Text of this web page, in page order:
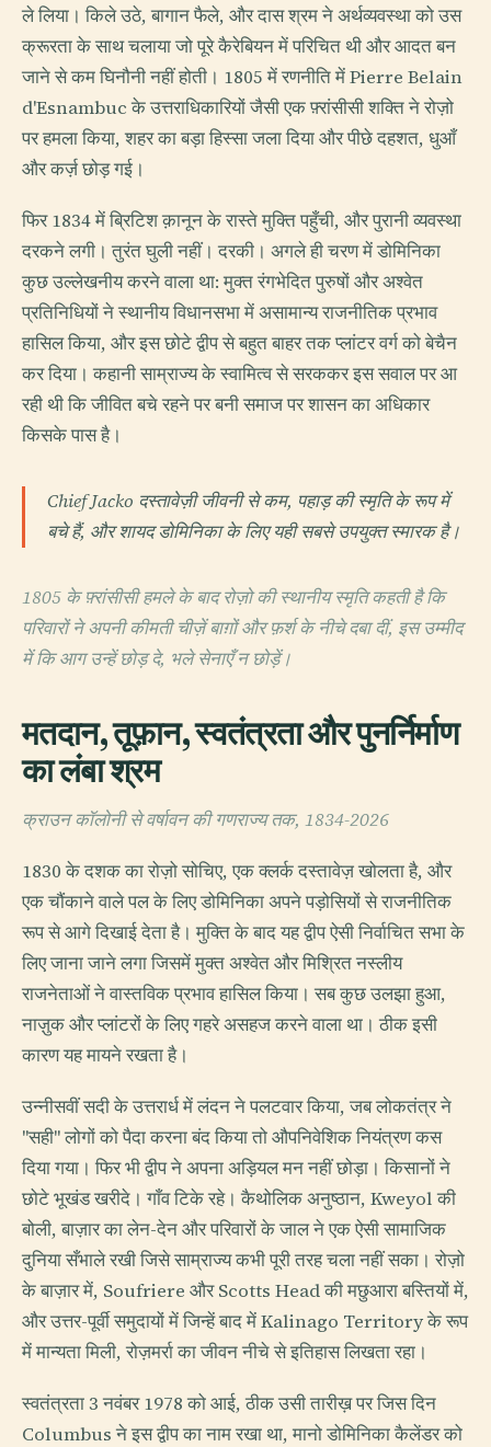
ले लिया। किले उठे, बागान फैले, और दास श्रम ने अर्थव्यवस्था को उस
क्रूरता के साथ चलाया जो पूरे कैरेबियन में परिचित थी और आदत बन
जाने से कम घिनौनी नहीं होती। 1805 में रणनीति में Pierre Belain
d'Esnambuc के उत्तराधिकारियों जैसी एक फ़्रांसीसी शक्ति ने रोज़ो
पर हमला किया, शहर का बड़ा हिस्सा जला दिया और पीछे दहशत, धुआँ
और कर्ज़ छोड़ गई।
फिर 1834 में ब्रिटिश क़ानून के रास्ते मुक्ति पहुँची, और पुरानी व्यवस्था
दरकने लगी। तुरंत घुली नहीं। दरकी। अगले ही चरण में डोमिनिका
कुछ उल्लेखनीय करने वाला था: मुक्त रंगभेदित पुरुषों और अश्वेत
प्रतिनिधियों ने स्थानीय विधानसभा में असामान्य राजनीतिक प्रभाव
हासिल किया, और इस छोटे द्वीप से बहुत बाहर तक प्लांटर वर्ग को बेचैन
कर दिया। कहानी साम्राज्य के स्वामित्व से सरककर इस सवाल पर आ
रही थी कि जीवित बचे रहने पर बनी समाज पर शासन का अधिकार
किसके पास है।
Chief Jacko दस्तावेज़ी जीवनी से कम, पहाड़ की स्मृति के रूप में
बचे हैं, और शायद डोमिनिका के लिए यही सबसे उपयुक्त स्मारक है।
1805 के फ़्रांसीसी हमले के बाद रोज़ो की स्थानीय स्मृति कहती है कि
परिवारों ने अपनी कीमती चीज़ें बाग़ों और फ़र्श के नीचे दबा दीं, इस उम्मीद
में कि आग उन्हें छोड़ दे, भले सेनाएँ न छोड़ें।
मतदान, तूफ़ान, स्वतंत्रता और पुनर्निर्माण
का लंबा श्रम
क्राउन कॉलोनी से वर्षावन की गणराज्य तक, 1834-2026
1830 के दशक का रोज़ो सोचिए, एक क्लर्क दस्तावेज़ खोलता है, और
एक चौंकाने वाले पल के लिए डोमिनिका अपने पड़ोसियों से राजनीतिक
रूप से आगे दिखाई देता है। मुक्ति के बाद यह द्वीप ऐसी निर्वाचित सभा के
लिए जाना जाने लगा जिसमें मुक्त अश्वेत और मिश्रित नस्लीय
राजनेताओं ने वास्तविक प्रभाव हासिल किया। सब कुछ उलझा हुआ,
नाज़ुक और प्लांटरों के लिए गहरे असहज करने वाला था। ठीक इसी
कारण यह मायने रखता है।
उन्नीसवीं सदी के उत्तरार्ध में लंदन ने पलटवार किया, जब लोकतंत्र ने
"सही" लोगों को पैदा करना बंद किया तो औपनिवेशिक नियंत्रण कस
दिया गया। फिर भी द्वीप ने अपना अड़ियल मन नहीं छोड़ा। किसानों ने
छोटे भूखंड खरीदे। गाँव टिके रहे। कैथोलिक अनुष्ठान, Kweyol की
बोली, बाज़ार का लेन-देन और परिवारों के जाल ने एक ऐसी सामाजिक
दुनिया सँभाले रखी जिसे साम्राज्य कभी पूरी तरह चला नहीं सका। रोज़ो
के बाज़ार में, Soufriere और Scotts Head की मछुआरा बस्तियों में,
और उत्तर-पूर्वी समुदायों में जिन्हें बाद में Kalinago Territory के रूप
में मान्यता मिली, रोज़मर्रा का जीवन नीचे से इतिहास लिखता रहा।
स्वतंत्रता 3 नवंबर 1978 को आई, ठीक उसी तारीख़ पर जिस दिन
Columbus ने इस द्वीप का नाम रखा था, मानो डोमिनिका कैलेंडर को